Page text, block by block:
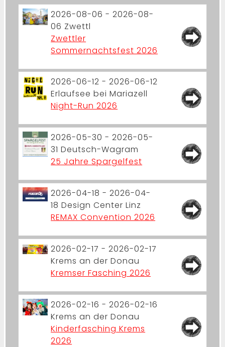
2026-08-06 - 2026-08-
06 Zwettl
Zwettler
Sommernachtsfest 2026
2026-06-12 - 2026-06-12
Erlaufsee bei Mariazell
Night-Run 2026
2026-05-30 - 2026-05-
31 Deutsch-Wagram
25 Jahre Spargelfest
2026-04-18 - 2026-04-
18 Design Center Linz
REMAX Convention 2026
2026-02-17 - 2026-02-17
Krems an der Donau
Kremser Fasching 2026
2026-02-16 - 2026-02-16
Krems an der Donau
Kinderfasching Krems
2026